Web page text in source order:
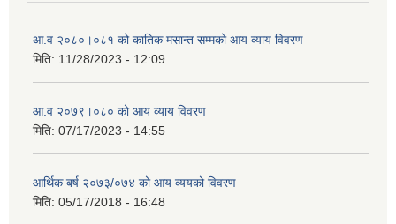
आ.व २०८०।०८१ को कातिक मसान्त सम्मको आय व्याय विवरण
मिति: 11/28/2023 - 12:09
आ.व २०७९।०८० को आय व्याय विवरण
मिति: 07/17/2023 - 14:55
आर्थिक बर्ष २०७३/०७४ को आय व्ययको विवरण
मिति: 05/17/2018 - 16:48